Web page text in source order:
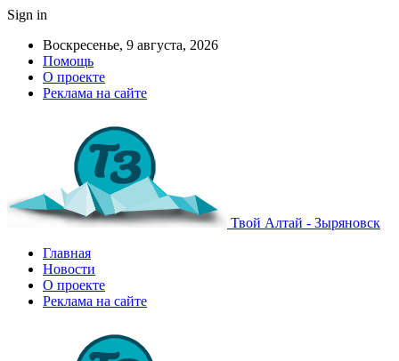
Sign in
Воскресенье, 9 августа, 2026
Помощь
О проекте
Реклама на сайте
Твой Алтай - Зыряновск
Главная
Новости
О проекте
Реклама на сайте